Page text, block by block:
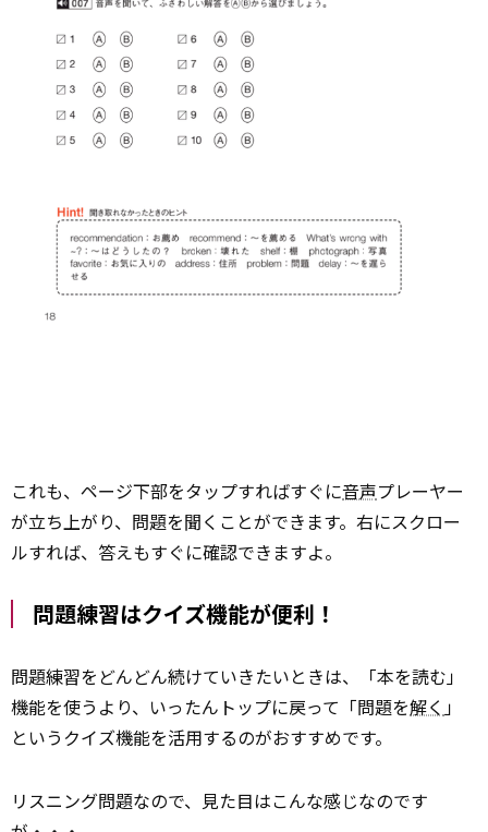
これも、ページ下部をタップすればすぐに音声プレーヤー
が立ち上がり、問題を聞くことができます。右にスクロー
ルすれば、答えもすぐに確認できますよ。
問題練習はクイズ機能が便利！
問題練習をどんどん続けていきたいときは、「本を読む」
機能を使うより、いったんトップに戻って「問題を解く 」
というクイズ機能を活用するのがおすすめです。
リスニング問題なので、見た目はこんな感じなのです